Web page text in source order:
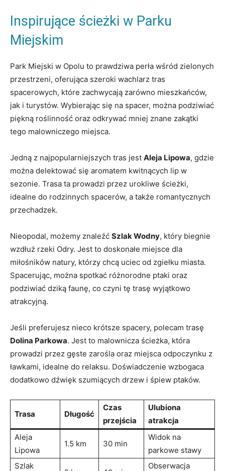
Inspirujące ⁤ścieżki w Parku
Miejskim
Park Miejski ⁢w Opolu to ⁢prawdziwa perła wśród ​zielonych
‌przestrzeni, oferująca szeroki ‍wachlarz​ tras
spacerowych, które zachwycają zarówno mieszkańców,
jak ⁢i​ turystów.​ Wybierając ⁣się na spacer, można podziwiać
piękną roślinność​ oraz odkrywać mniej‌ znane zakątki
tego malowniczego miejsca.
Jedną z najpopularniejszych tras jest Aleja Lipowa, gdzie
można delektować się ​aromatem kwitnących lip w
sezonie. Trasa ta prowadzi ​przez​ urokliwe ścieżki,
idealne do rodzinnych spacerów, a także romantycznych
przechadzek.
Nieopodal, ⁣możemy‍ znaleźć Szlak Wodny, który biegnie
wzdłuż rzeki⁢ Odry. ​Jest to doskonałe miejsce dla
miłośników natury,‌ którzy chcą uciec od ‌zgiełku miasta.
Spacerując, można spotkać różnorodne ‌ptaki oraz
podziwiać dziką faunę, co‍ czyni ​tę trasę wyjątkowo
atrakcyjną.
Jeśli preferujesz nieco krótsze spacery, polecam trasę​
Dolina Parkowa. Jest to malownicza ścieżka, która
prowadzi przez ​gęste zarośla oraz miejsca odpoczynku z
ławkami, idealne do relaksu. Doświadczenie wzbogaca
dodatkowo dźwięk ‍szumiących drzew i śpiew⁤ ptaków.
Trasa Długość
Czas
przejścia
Ulubiona
atrakcja
Aleja
Lipowa
1.5 ‌km 30 min
Widok na
parkowe stawy
Szlak‌
Obserwacja